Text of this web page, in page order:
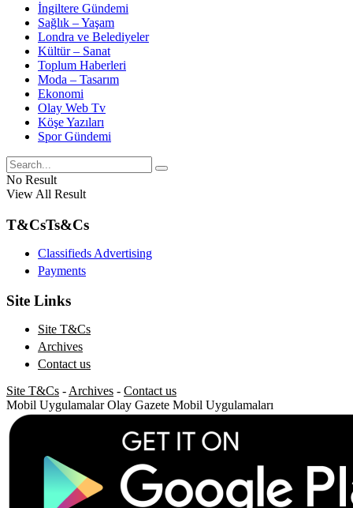
İngiltere Gündemi
Sağlık – Yaşam
Londra ve Belediyeler
Kültür – Sanat
Toplum Haberleri
Moda – Tasarım
Ekonomi
Olay Web Tv
Köşe Yazıları
Spor Gündemi
No Result
View All Result
T&CsTs&Cs
Classifieds Advertising
Payments
Site Links
Site T&Cs
Archives
Contact us
Site T&Cs -Archives - Contact us
Mobil Uygulamalar Olay Gazete Mobil Uygulamaları